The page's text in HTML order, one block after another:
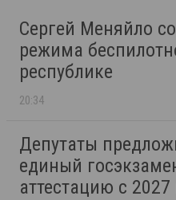
Сергей Меняйло
режима
республике
20:34
Депутаты
единый
аттестацию с 2027